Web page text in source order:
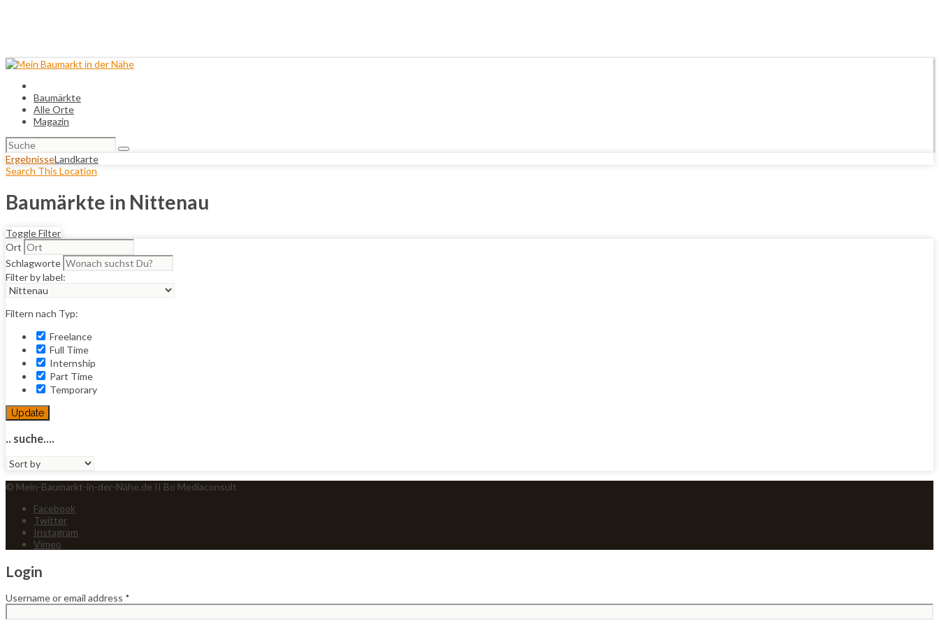
Baumärkte
Alle Orte
Magazin
Suchen
nach:
ErgebnisseLandkarte
Search This Location
Baumärkte in Nittenau
Toggle Filter
Ort
Schlagworte
Filter by label:
Filtern nach Typ:
Freelance
Full Time
Internship
Part Time
Temporary
Update
.. suche....
Sort
© Mein-Baumarkt-in-der-Nähe.de II Bo Mediaconsult
Facebook
Twitter
Instagram
Vimeo
Login
Username or email address *